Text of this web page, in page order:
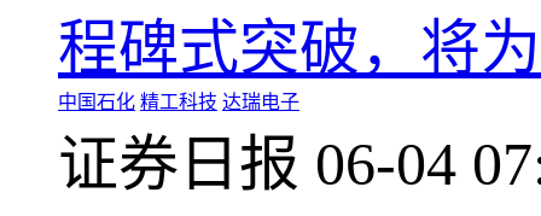
程碑式突破，将
中国石化 精工科技 达瑞电子
证券日报 06-04